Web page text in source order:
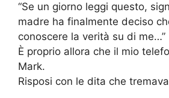
“Se un giorno leggi questo,
madre ha finalmente deciso
conoscere la verità su di me…”
È proprio allora che il mio
Mark.
Risposi con le dita che